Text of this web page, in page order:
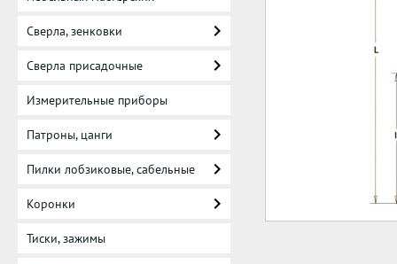
Сверла, зенковки
Сверла присадочные
Измерительные приборы
Патроны, цанги
Пилки лобзиковые, сабельные
Коронки
Тиски, зажимы